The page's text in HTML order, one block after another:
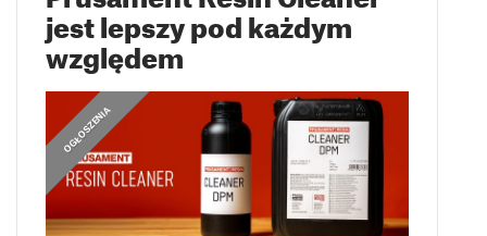
jest lepszy pod każdym
względem
OGŁOSZENIA